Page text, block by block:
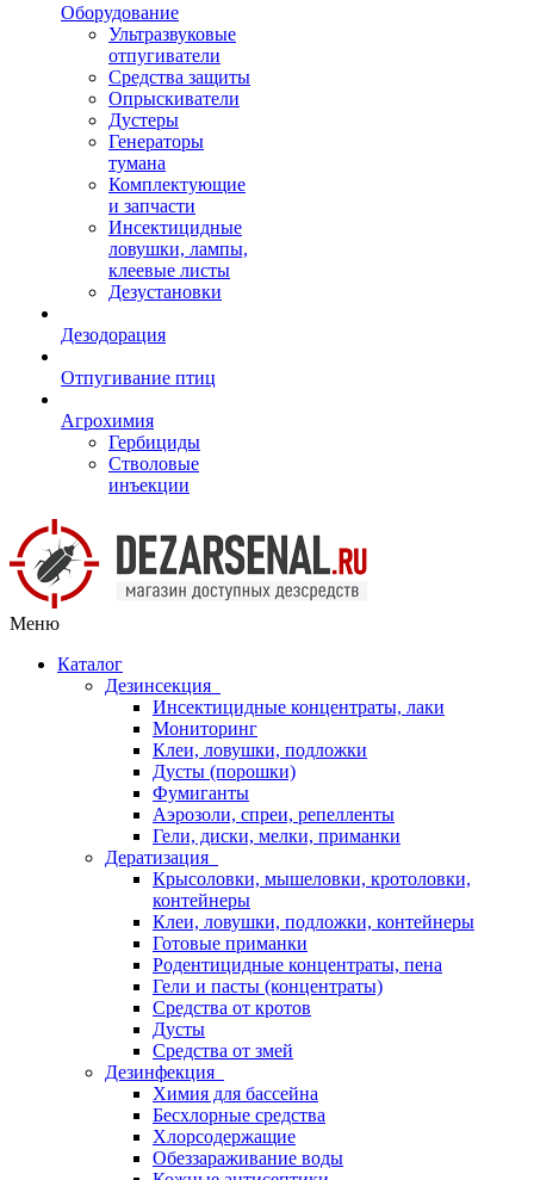
Оборудование
Ультразвуковые
отпугиватели
Средства защиты
Опрыскиватели
Дустеры
Генераторы
тумана
Комплектующие
и запчасти
Инсектицидные
ловушки, лампы,
клеевые листы
Дезустановки
Дезодорация
Отпугивание птиц
Агрохимия
Гербициды
Стволовые
инъекции
Меню
Каталог
Дезинсекция
Инсектицидные концентраты, лаки
Мониторинг
Клеи, ловушки, подложки
Дусты (порошки)
Фумиганты
Аэрозоли, спреи, репелленты
Гели, диски, мелки, приманки
Дератизация
Крысоловки, мышеловки, кротоловки,
контейнеры
Клеи, ловушки, подложки, контейнеры
Готовые приманки
Родентицидные концентраты, пена
Гели и пасты (концентраты)
Средства от кротов
Дусты
Средства от змей
Дезинфекция
Химия для бассейна
Бесхлорные средства
Хлорсодержащие
Обеззараживание воды